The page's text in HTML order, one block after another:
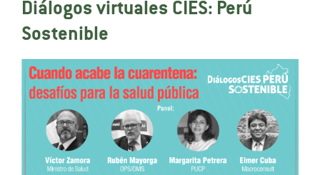
Diálogos virtuales CIES: Perú
Sostenible